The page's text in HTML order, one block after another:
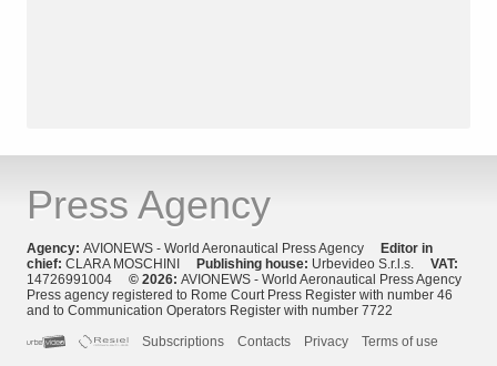
Press Agency
Agency: AVIONEWS - World Aeronautical Press Agency Editor in
chief: CLARA MOSCHINI Publishing house: Urbevideo S.r.l.s. VAT:
14726991004 © 2026: AVIONEWS - World Aeronautical Press Agency
Press agency registered to Rome Court Press Register with number 46
and to Communication Operators Register with number 7722
Subscriptions
Contacts Privacy Terms of use